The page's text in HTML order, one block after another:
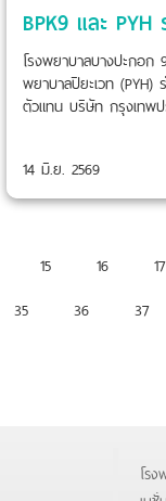
โรงพยาบาลบางปะกอก
พยาบาลปิยะเวท
ตัวแทน บริษัท กรุงเท
14 มิ.ย. 2569
15 16 17
35 36 37
โร